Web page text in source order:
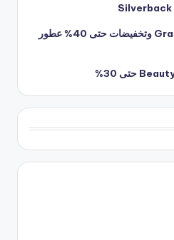
كود خصم قراس للعطور Grasse وتخفيضات حتى 40% عطور